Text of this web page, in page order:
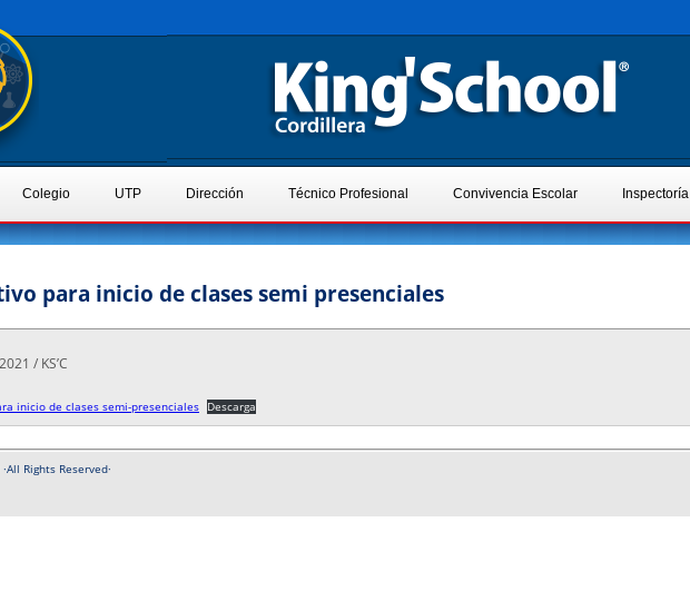
Colegio UTP Dirección Técnico Profesional Convivencia Escolar Inspectoría
para inicio de clases semi presenciales
/ KS’C
inicio de clases semi-presenciales Descarga
Rights Reserved·